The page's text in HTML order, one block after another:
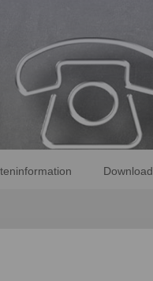
Download